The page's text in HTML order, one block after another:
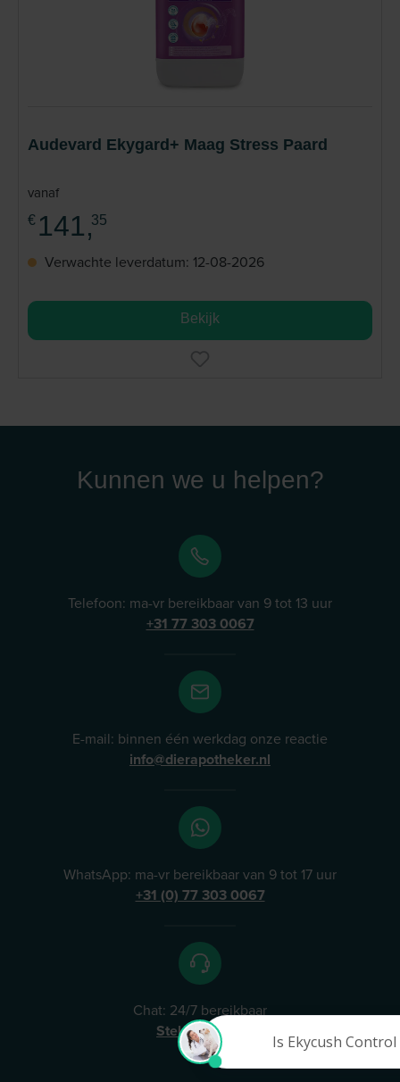
Audevard Ekygard+ Maag Stress Paard
vanaf
€ 141,35
Verwachte leverdatum: 12-08-2026
Bekijk
Kunnen we u helpen?
Telefoon: ma-vr bereikbaar van 9 tot 13 uur
+31 77 303 0067
E-mail: binnen één werkdag onze reactie
info@dierapotheker.nl
WhatsApp: ma-vr bereikbaar van 9 tot 17 uur
+31 (0) 77 303 0067
Chat: 24/7 bereikbaar
Stel uw vraag